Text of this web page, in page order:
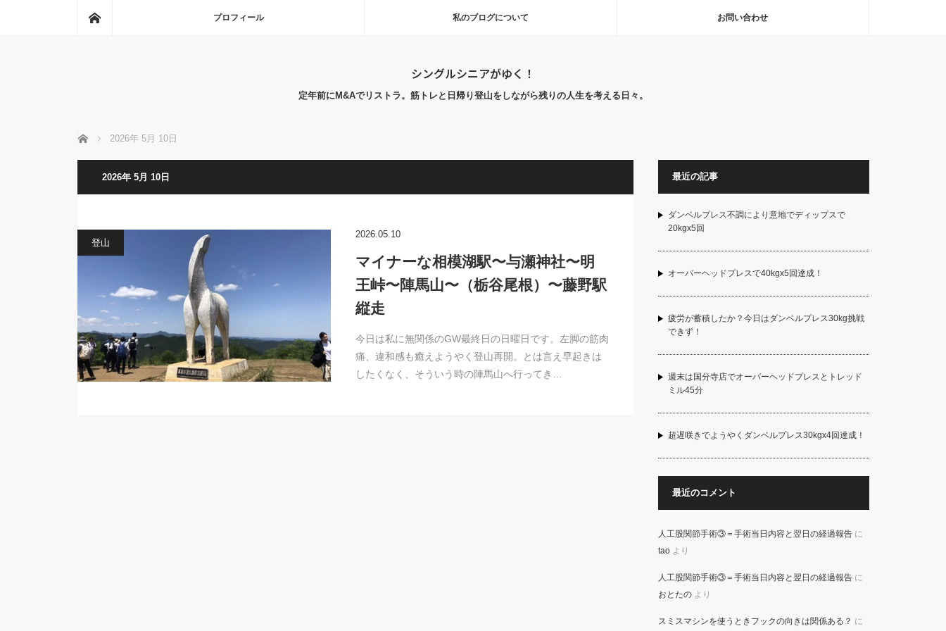
プロフィール 私のブログについて お問い合わせ
シングルシニアがゆく！
定年前にM&Aでリストラ。筋トレと日帰り登山をしながら残りの人生を考える日々。
ホーム 2026年 5月 10日
2026年 5月 10日
登山
2026.05.10
マイナーな相模湖駅〜与瀬神社〜明
王峠〜陣馬山〜（栃谷尾根）〜藤野駅
縦走
今日は私に無関係のGW最終日の日曜日です。左脚の筋肉
痛、違和感も癒えようやく登山再開。とは言え早起きは
したくなく、そういう時の陣馬山へ行ってき…
最近の記事
ダンベルプレス不調により意地でディップスで
20kgx5回
オーバーヘッドプレスで40kgx5回達成！
疲労が蓄積したか？今日はダンベルプレス30kg挑戦
できず！
週末は国分寺店でオーバーヘッドプレスとトレッド
ミル45分
超遅咲きでようやくダンベルプレス30kgx4回達成！
最近のコメント
人工股関節手術③＝手術当日内容と翌日の経過報告に
taoより
人工股関節手術③＝手術当日内容と翌日の経過報告に
おとたのより
スミスマシンを使うときフックの向きは関係ある？ に